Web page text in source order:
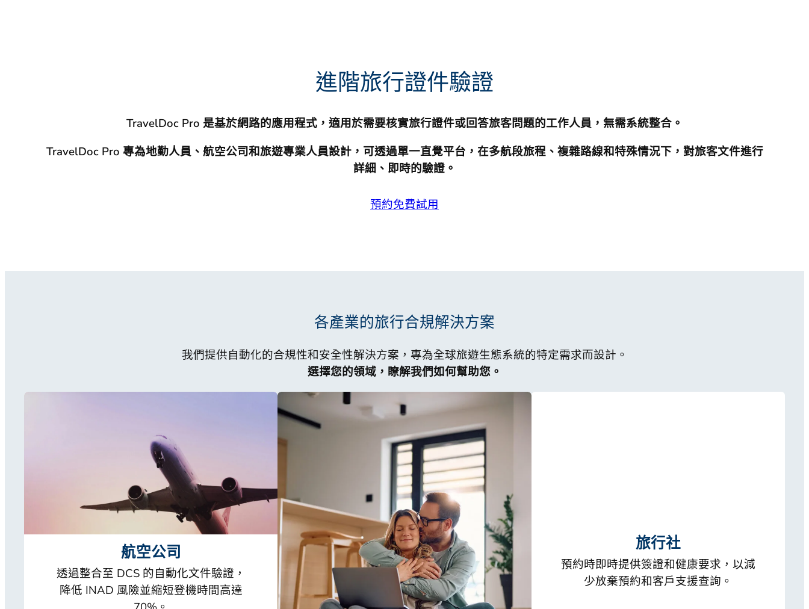
進階旅行證件驗證
TravelDoc Pro 是基於網路的應用程式，適用於需要核實旅行證件或回答旅客問題的工作人員，無需系統整合。
TravelDoc Pro 專為地勤人員、航空公司和旅遊專業人員設計，可透過單一直覺平台，在多航段旅程、複雜路線和特殊情況下，對旅客文件進行
詳細、即時的驗證。
預約免費試用
各產業的旅行合規解決方案
我們提供自動化的合規性和安全性解決方案，專為全球旅遊生態系統的特定需求而設計。
選擇您的領域，瞭解我們如何幫助您。
航空公司
透過整合至 DCS 的自動化文件驗證，
降低 INAD 風險並縮短登機時間高達
旅行社
預約時即時提供簽證和健康要求，以減
少放棄預約和客戶支援查詢。